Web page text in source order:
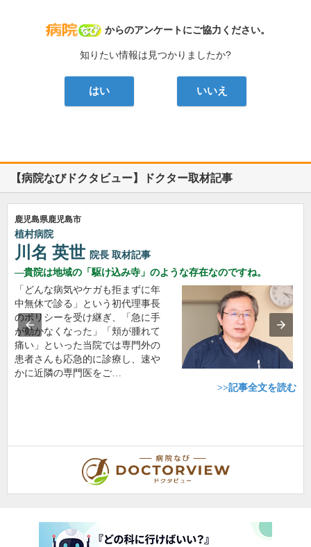
病院なび
からのアンケートにご協力ください。
知りたい情報は見つかりましたか?
はい いいえ
【病院なびドクタビュー】ドクター取材記事
鹿児島県鹿児島市
植村病院
川名 英世 院長 取材記事
貴院は地域の「駆け込み寺」のような存在なのですね。
「どんな病気やケガも拒まずに年
中無休で診る」という初代理事長
のポリシーを受け継ぎ、「急に手
が動かなくなった」「頬が腫れて
痛い」といった当院では専門外の
患者さんも応急的に診療し、速や
かに近隣の専門医をご…
>>記事全文を読む